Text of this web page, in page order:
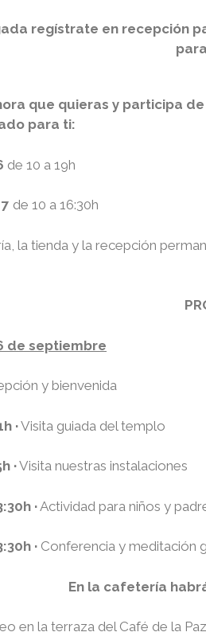
regístrate en recepción
que quieras y participa
para ti:
de 10 a 19h
de 10 a 16:30h
la tienda y la recepción
de septiembre
y bienvenida
·Visita guiada del templo
·Visita nuestras instalaciones
· Actividad para niños y
· Conferencia y meditación
En la cafetería
en la terraza del Café de la Paz